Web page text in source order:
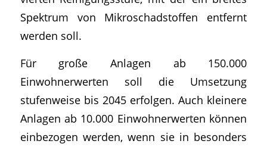
Spektrum von Mikroschadstoffen entfernt
werden soll.
Für große Anlagen ab 150.000
Einwohnerwerten soll die Umsetzung
stufenweise bis 2045 erfolgen. Auch kleinere
Anlagen ab 10.000 Einwohnerwerten können
einbezogen werden, wenn sie in besonders